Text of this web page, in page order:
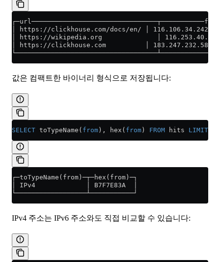
│ https://clickhouse.com/docs/en/ │ 116.106.34.242 │
│ https://wikipedia.org              │
│ https://clickhouse.com          │ 183.247.232.58 │
값은 컴팩트한 바이너리 형식으로 저장됩니다:
SELECT toTypeName( from ), hex( from ) FROM hits LIMIT
┌─toTypeName(from)─┬─hex(from)─┐
│ IPv4             │ B7F7E83A  │
└──────────────────┴───────────┘
IPv4 주소는 IPv6 주소와도 직접 비교할 수 있습니다: